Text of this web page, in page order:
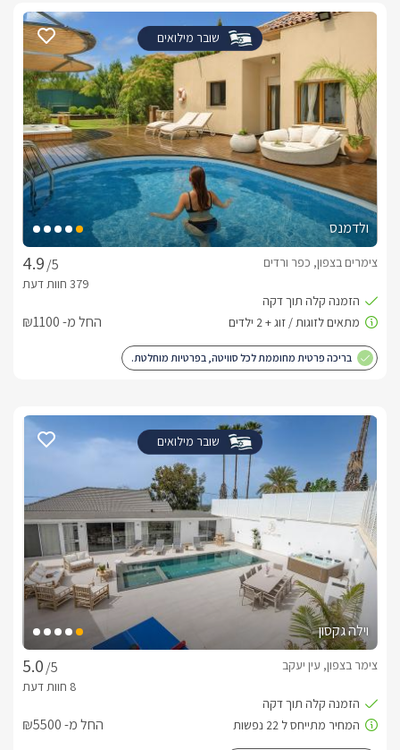
שובר מילואים
ולדמנס
/5
צימרים בצפון, כפר ורדים
החל מ- ₪1100
בריכה פרטית מחוממת לכל סוויטה, בפרטיות מוחלטת.
שובר מילואים
וילה גקסון
/5
צימר בצפון, עין יעקב
החל מ- ₪5500